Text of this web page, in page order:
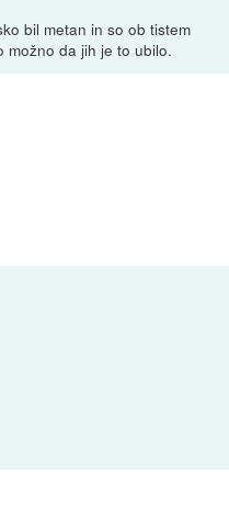
bil metan in so ob tistem
možno da jih je to ubilo.